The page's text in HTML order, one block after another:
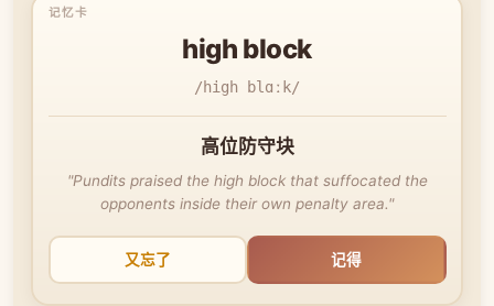
high block
/high blɑːk/
高位防守块
"Pundits praised the high block that suffocated the
opponents inside their own penalty area."
又忘了 记得